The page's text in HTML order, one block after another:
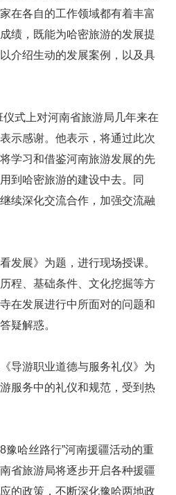
在各自的工作领域都有着丰富
绩，既能为哈密旅游的发展提
介绍生动的发展案例，以及具
式上对河南省旅游局几年来在
示感谢。他表示，将通过此次
学习和借鉴河南旅游发展的先
到哈密旅游的建设中去。同
续深化交流合作，加强交流融
发展》为题，进行现场授课。
程、基础条件、文化挖掘等方
在发展进行中所面对的问题和
疑解惑。
导游职业道德与服务礼仪》为
服务中的礼仪和规范，受到热
哈丝路行”河南援疆活动的重
省旅游局将逐步开启各种援疆
的政策，不断深化豫哈两地政